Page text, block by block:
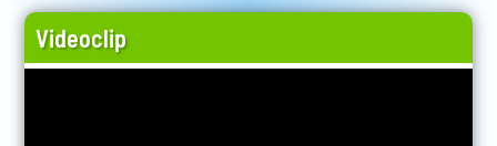
Videoclip